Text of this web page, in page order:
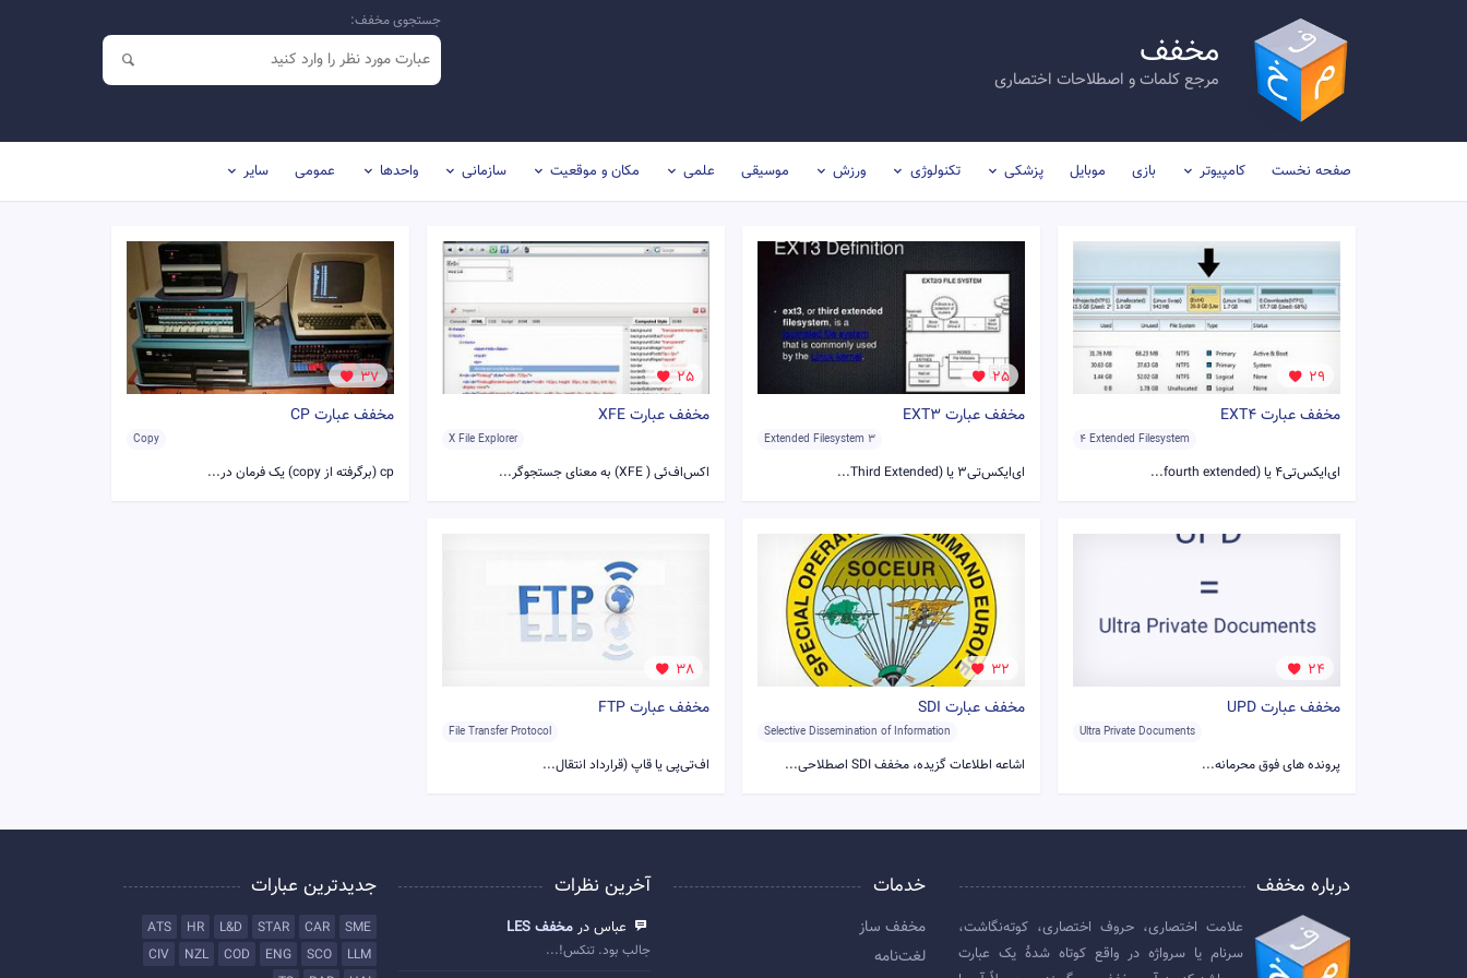
مخفف
مرجع کلمات و اصطلاحات اختصاری
جستجوی مخفف:
صفحه نخست کامپیوتر بازی موبایل پزشکی تکنولوژی ورزش موسیقی علمی مکان و موقعیت سازمانی واحدها عمومی سایر
29
مخفف عبارت EXT4
4 Extended Filesystem
ای‌ایکس‌تی۴ یا (fourth extended...
25
مخفف عبارت EXT3
Extended Filesystem 3
ای‌ایکس‌تی۳ یا (Third Extended...
25
مخفف عبارت XFE
X File Explorer
اکس‌اف‌ئی ( XFE) به معنای جستجوگر...
37
مخفف عبارت CP
Copy
cp (برگرفته از copy) یک فرمان در...
24
مخفف عبارت UPD
Ultra Private Documents
پرونده های فوق محرمانه...
32
مخفف عبارت SDI
Selective Dissemination of Information
اشاعه اطلاعات گزیده، مخفف SDI اصطلاحی...
38
مخفف عبارت FTP
File Transfer Protocol
اف‌تی‌پی یا قاپ (قرارداد انتقال...
درباره مخفف
علامت اختصاری، حروف اختصاری، کوته‌نگاشت،
سرنام یا سرواژه در واقع کوتاه شدهٔ یک عبارت
خدمات
مخفف ساز
لغت‌نامه
آخرین نظرات
عباس در مخفف LES
جالب بود. تنکس!...
جدیدترین عبارات
SME
CAR
STAR
L&D
HR
ATS
LLM
SCO
ENG
COD
NZL
CIV